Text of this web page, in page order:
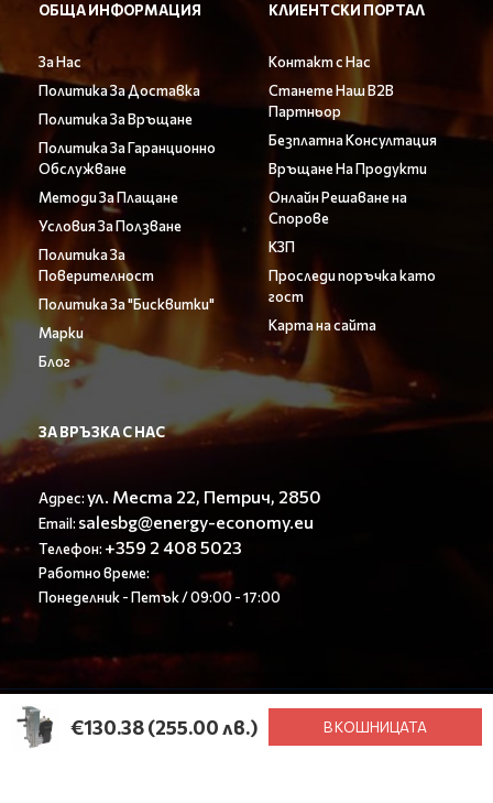
€130.38(255.00 лв.) В КОШНИЦАТА
ОБЩА ИНФОРМАЦИЯ
За Нас
Политика За Доставка
Политика За Връщане
Политика За Гаранционно
Обслужване
Методи За Плащане
Условия За Ползване
Политика За
Поверителност
Политика За "Бисквитки"
Марки
Блог
КЛИЕНТСКИ ПОРТАЛ
Контакт с Нас
Станете Наш B2B
Партньор
Безплатна Консултация
Връщане На Продукти
Онлайн Решаване на
Спорове
КЗП
Проследи поръчка като
гост
Карта на сайта
ЗА ВРЪЗКА С НАС
Адрес:ул. Места 22, Петрич, 2850
Email: salesbg@energy-economy.eu
Телефон: +359 2 408 5023
Работно време:
Понеделник - Петък / 09:00 - 17:00
© Енерджи Економи ООД 2023. All rights reserved.